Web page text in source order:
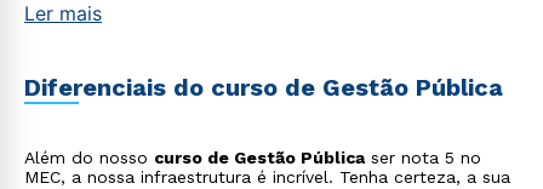
Ler mais
Diferenciais do curso de Gestão Pública
Além do nosso curso de Gestão Públicaser nota 5 no
MEC, a nossa infraestrutura é incrível. Tenha certeza, a sua
Rápido e fácil